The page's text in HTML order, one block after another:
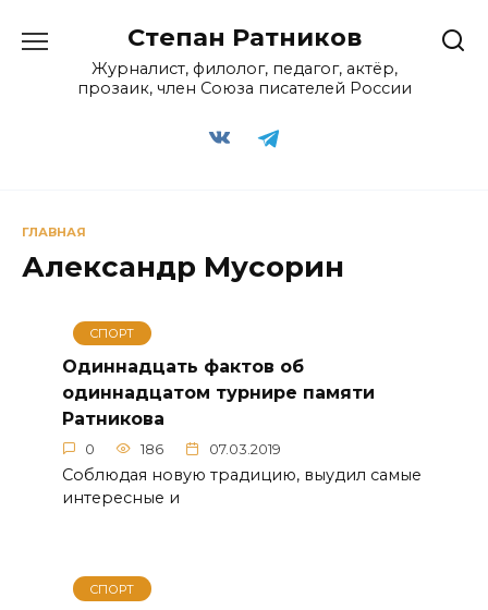
содержанию
Степан Ратников
Журналист, филолог, педагог, актёр,
прозаик, член Союза писателей России
ГЛАВНАЯ
Александр Мусорин
СПОРТ
Одиннадцать фактов об
одиннадцатом турнире памяти
Ратникова
0 186 07.03.2019
Соблюдая новую традицию, выудил самые
интересные и
СПОРТ